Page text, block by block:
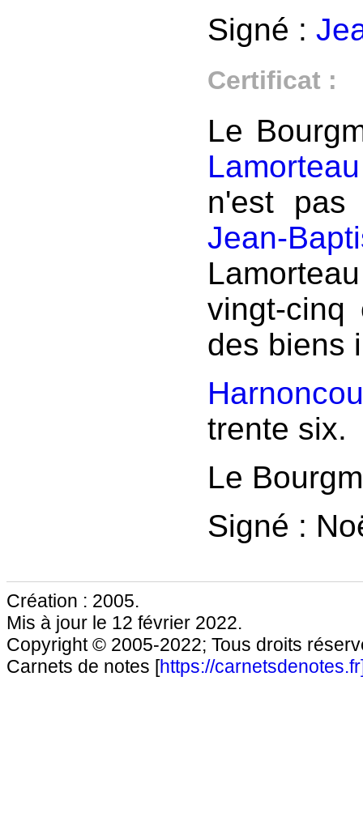
Signé :
Certificat :
Le
Lamorteau
n'est pas
Jean-
vingt-cinq
des biens
trente six.
Le
Signé :
Création : 2005.
Mis à jour le 12 février 2022.
Copyright © 2005-2022; Tous droits
Carnets de notes [https://